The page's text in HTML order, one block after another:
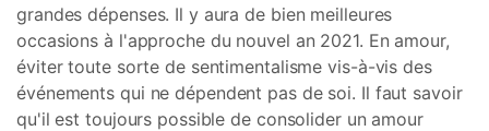
grandes dépenses. Il y aura de bien meilleures
occasions à l'approche du nouvel an 2021. En amour,
éviter toute sorte de sentimentalisme vis-à-vis des
événements qui ne dépendent pas de soi. Il faut savoir
qu'il est toujours possible de consolider un amour